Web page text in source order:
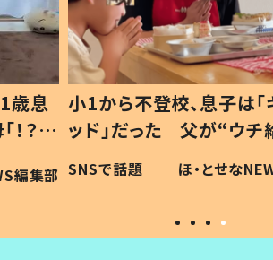
歳息
？」
編集部
小1から不登校、息子は「
ッド」だった 父が“ウチ
作り続ける理由とは #令
#令和の子
SNSで話題 ほ・とせな